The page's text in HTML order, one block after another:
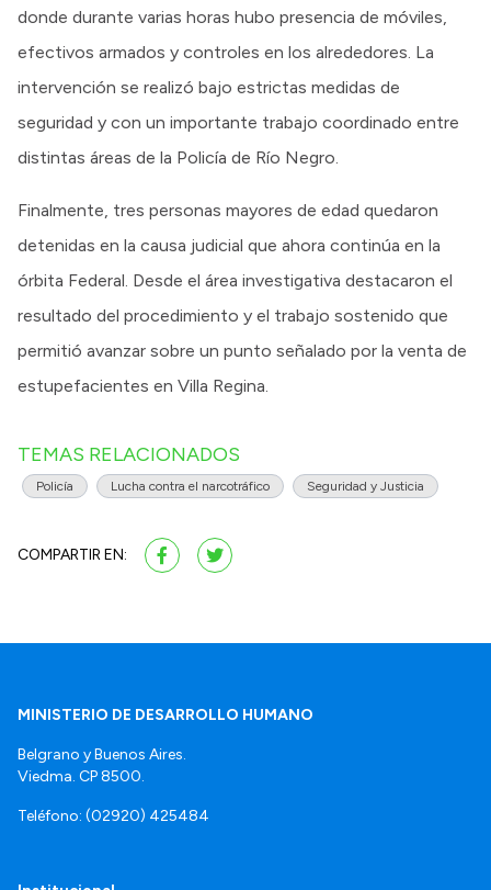
donde durante varias horas hubo presencia de móviles,
efectivos armados y controles en los alrededores. La
intervención se realizó bajo estrictas medidas de
seguridad y con un importante trabajo coordinado entre
distintas áreas de la Policía de Río Negro.
Finalmente, tres personas mayores de edad quedaron
detenidas en la causa judicial que ahora continúa en la
órbita Federal. Desde el área investigativa destacaron el
resultado del procedimiento y el trabajo sostenido que
permitió avanzar sobre un punto señalado por la venta de
estupefacientes en Villa Regina.
TEMAS RELACIONADOS
Policía Lucha contra el narcotráfico Seguridad y Justicia
COMPARTIR EN:
MINISTERIO DE DESARROLLO HUMANO
Belgrano y Buenos Aires.
Viedma. CP 8500.
Teléfono: (02920) 425484